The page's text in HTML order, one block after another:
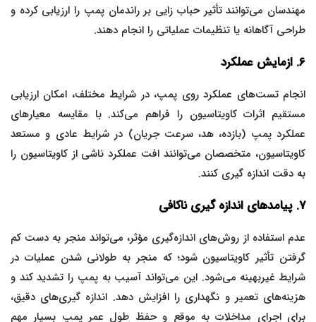
مهندسان می‌توانند تأثیر حباب زایی بر راندمان پمپ را ارزیابی کرده و
طراحی آگاهانه یا تنظیمات عملیاتی را انجام دهند.
۶. ازمایش عملکرد
انجام تست‌های عملکرد روی پمپ، در شرایط مختلف، امکان ارزیابی
مستقیم اثرات کاویتاسیون را فراهم می‌کند. با مقایسه معیارهای
عملکرد پمپ (بازده، هد، سرعت جریان) در شرایط عادی و مستعد
کاویتاسیون، متخصصان می‌توانند افت عملکرد ناشی از کاویتاسیون را
به دقت اندازه گیری کنند.
۷. پیامدهای اندازه گیری ناکافی
عدم استفاده از روش‌های اندازه‌گیری مؤثر، می‌تواند منجر به دست کم
گرفتن تأثیر کاویتاسیون شود؛ که منجر به طولانی شدن عملیات در
شرایط غیربهینه می‌شود. این می‌تواند آسیب به پمپ را تشدید کند و
هزینه‌های تعمیر و نگهداری را افزایش دهد. اندازه گیری‌های دقیق،
برای اجرای مداخلات به موقع و حفظ طول عمر پمپ بسیار مهم